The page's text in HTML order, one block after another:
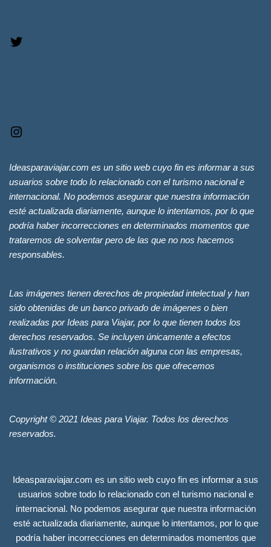
Ideasparaviajar.com es un sitio web cuyo fin es informar a sus
usuarios sobre todo lo relacionado con el turismo nacional e
internacional. No podemos asegurar que nuestra información
esté actualizada diariamente, aunque lo intentamos, por lo que
podría haber incorrecciones en determinados momentos que
trataremos de solventar pero de las que no nos hacemos
responsables.
Las imágenes tienen derechos de propiedad intelectual y han
sido obtenidas de un banco privado de imágenes o bien
realizadas por Ideas para Viajar, por lo que tienen todos los
derechos reservados. Se incluyen únicamente a efectos
ilustrativos y no guardan relación alguna con las empresas,
organismos o instituciones sobre los que ofrecemos
información.
Copyright © 2021 Ideas para Viajar. Todos los derechos
reservados.
Ideasparaviajar.com es un sitio web cuyo fin es informar a sus
usuarios sobre todo lo relacionado con el turismo nacional e
internacional. No podemos asegurar que nuestra información
esté actualizada diariamente, aunque lo intentamos, por lo que
podría haber incorrecciones en determinados momentos que